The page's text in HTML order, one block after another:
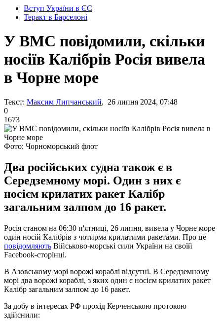
Вступ України в ЄС
Теракт в Барселоні
У ВМС повідомили, скільки
носіїв Калібрів Росія вивела
в Чорне море
Текст: Максим Липчанський, 26 липня 2024, 07:48
0
1673
Фото: Чорноморський флот
Два російських судна також є в
Середземному морі. Один з них є
носієм крилатих ракет Калібр
загальним залпом до 16 ракет.
Росія станом на 06:30 п'ятниці, 26 липня, вивела у Чорне море
один носій Калібрів з чотирма крилатими ракетами. Про це
повідомляють Військово-морські сили України на своїй
Facebook-сторінці.
В Азовському морі ворожі кораблі відсутні. В Середземному
морі два ворожі кораблі, з яких один є носієм крилатих ракет
Калібр загальним залпом до 16 ракет.
За добу в інтересах РФ прохід Керченською протокою
здійснили: